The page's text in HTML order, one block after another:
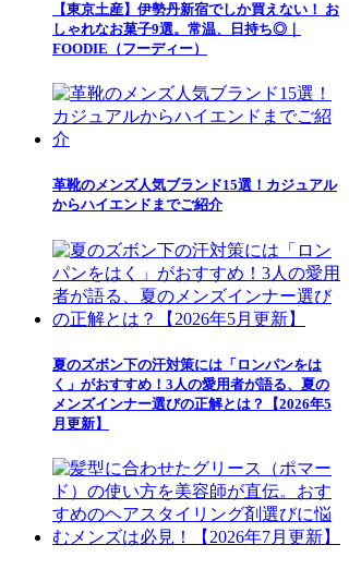
【東京土産】伊勢丹新宿でしか買えない！ お
しゃれなお菓子9選。常温、日持ち◎｜
FOODIE（フーディー）
革靴のメンズ人気ブランド15選！カジュアル
からハイエンドまでご紹介
夏のズボン下の汗対策には「ロンパンをは
く」がおすすめ！3人の愛用者が語る、夏の
メンズインナー選びの正解とは？【2026年5
月更新】